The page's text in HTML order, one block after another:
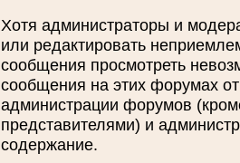
Хотя администраторы и
или редактировать
сообщения просмотреть
сообщения на этих форумах
администрации форумов
представителями) и
содержание.